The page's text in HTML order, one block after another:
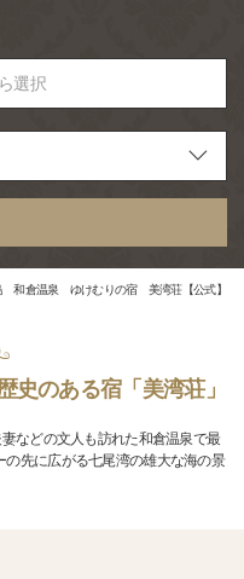
選択
和倉温泉 ゆけむりの宿 美湾荘【公式】
史のある宿「美湾荘」
などの文人も訪れた和倉温泉で最
先に広がる七尾湾の雄大な海の景